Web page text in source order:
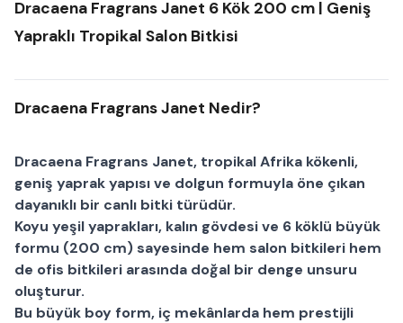
Dracaena Fragrans Janet 6 Kök 200 cm | Geniş
Yapraklı Tropikal Salon Bitkisi
Dracaena Fragrans Janet Nedir?
Dracaena Fragrans Janet, tropikal Afrika kökenli,
geniş yaprak yapısı ve dolgun formuyla öne çıkan
dayanıklı bir canlı bitki türüdür.
Koyu yeşil yaprakları, kalın gövdesi ve 6 köklü büyük
formu (200 cm) sayesinde hem salon bitkileri hem
de ofis bitkileri arasında doğal bir denge unsuru
oluşturur.
Bu büyük boy form, iç mekânlarda hem prestijli